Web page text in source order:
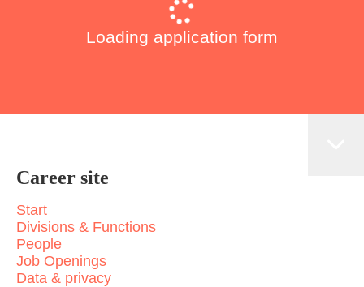
Loading application form
Career site
Start
Divisions & Functions
People
Job Openings
Data & privacy